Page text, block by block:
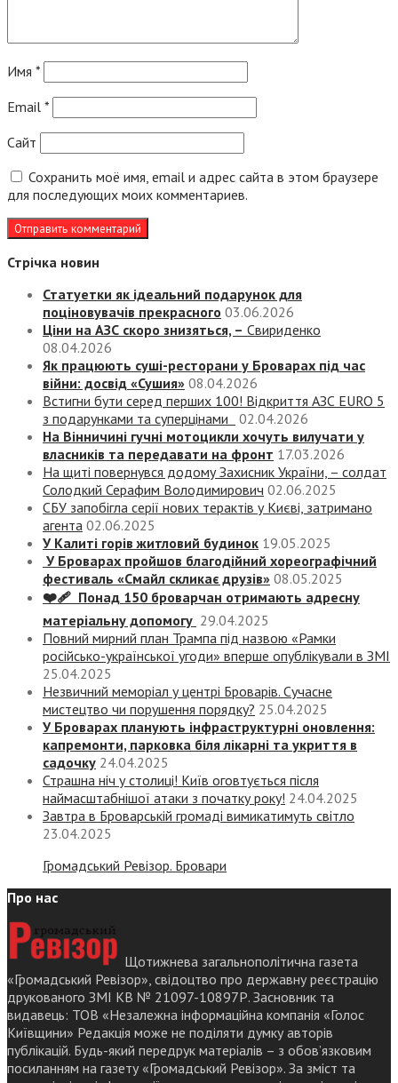
Имя *
Email *
Сайт
Сохранить моё имя, email и адрес сайта в этом браузере
для последующих моих комментариев.
Стрічка новин
Статуетки як ідеальний подарунок для
поціновувачів прекрасного 03.06.2026
Ціни на АЗС скоро знизяться, – Свириденко
08.04.2026
Як працюють суші-ресторани у Броварах під час
війни: досвід «Сушия» 08.04.2026
Встигни бути серед перших 100! Відкриття АЗС EURO 5
з подарунками та суперцінами
02.04.2026
На Вінничині гучні мотоцикли хочуть вилучати у
власників та передавати на фронт 17.03.2026
На щиті повернувся додому Захисник України, – солдат
Солодкий Серафим Володимирович 02.06.2025
СБУ запобігла серії нових терактів у Києві, затримано
агента 02.06.2025
У Калиті горів житловий будинок 19.05.2025
У Броварах пройшов благодійний хореографічний
фестиваль «Смайл скликає друзів» 08.05.2025
❤️‍🩹 Понад 150 броварчан отримають адресну
матеріальну допомогу 29.04.2025
Повний мирний план Трампа під назвою «‎Рамки
російсько-української угоди» вперше опублікували в ЗМІ
25.04.2025
Незвичний меморіал у центрі Броварів. Сучасне
мистецтво чи порушення порядку? 25.04.2025
У Броварах планують інфраструктурні оновлення:
капремонти, парковка біля лікарні та укриття в
садочку 24.04.2025
Страшна ніч у столиці! Київ оговтується після
наймасштабнішої атаки з початку року! 24.04.2025
Завтра в Броварській громаді вимикатимуть світло
23.04.2025
Громадський Ревізор. Бровари
Про нас
Щотижнева загальнополітична газета
«Громадський Ревізор», свідоцтво про державну реєстрацію
друкованого ЗМІ КВ № 21097-10897Р. Засновник та
видавець: ТОВ «Незалежна інформаційна компанія «Голос
Київщини» Редакція може не поділяти думку авторів
публікацій. Будь-який передрук матеріалів – з обов’язковим
посиланням на газету «Громадський Ревізор». За зміст та